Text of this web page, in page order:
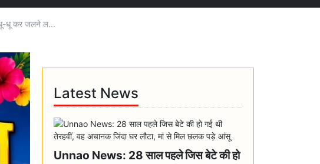
धू-धू कर जलने ल...
Latest News
Unnao News: 28 साल पहले जिस बेटे की हो